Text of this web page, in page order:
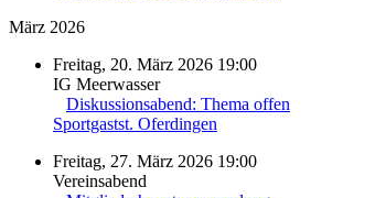
März 2026
Freitag, 20. März 2026 19:00
IG Meerwasser
Diskussionsabend: Thema offen
Sportgastst. Oferdingen
Freitag, 27. März 2026 19:00
Vereinsabend